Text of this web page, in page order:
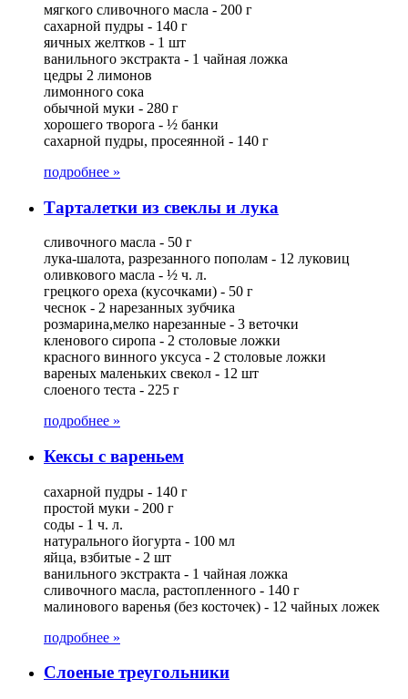
мягкого сливочного масла - 200 г
сахарной пудры - 140 г
яичных желтков - 1 шт
ванильного экстракта - 1 чайная ложка
цедры 2 лимонов
лимонного сока
обычной муки - 280 г
хорошего творога - ½ банки
сахарной пудры, просеянной - 140 г
подробнее »
Тарталетки из свеклы и лука
сливочного масла - 50 г
лука-шалота, разрезанного пополам - 12 луковиц
оливкового масла - ½ ч. л.
грецкого ореха (кусочками) - 50 г
чеснок - 2 нарезанных зубчика
розмарина,мелко нарезанные - 3 веточки
кленового сиропа - 2 столовые ложки
красного винного уксуса - 2 столовые ложки
вареных маленьких свекол - 12 шт
слоеного теста - 225 г
подробнее »
Кексы с вареньем
сахарной пудры - 140 г
простой муки - 200 г
соды - 1 ч. л.
натурального йогурта - 100 мл
яйца, взбитые - 2 шт
ванильного экстракта - 1 чайная ложка
сливочного масла, растопленного - 140 г
малинового варенья (без косточек) - 12 чайных ложек
подробнее »
Слоеные треугольники